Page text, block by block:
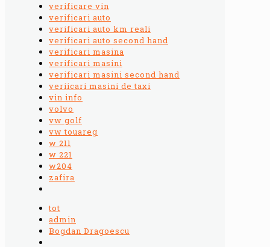
verificare vin
verificari auto
verificari auto km reali
verificari auto second hand
verificari masina
verificari masini
verificari masini second hand
veriicari masini de taxi
vin info
volvo
vw golf
vw touareg
w 211
w 221
w204
zafira
tot
admin
Bogdan Dragoescu